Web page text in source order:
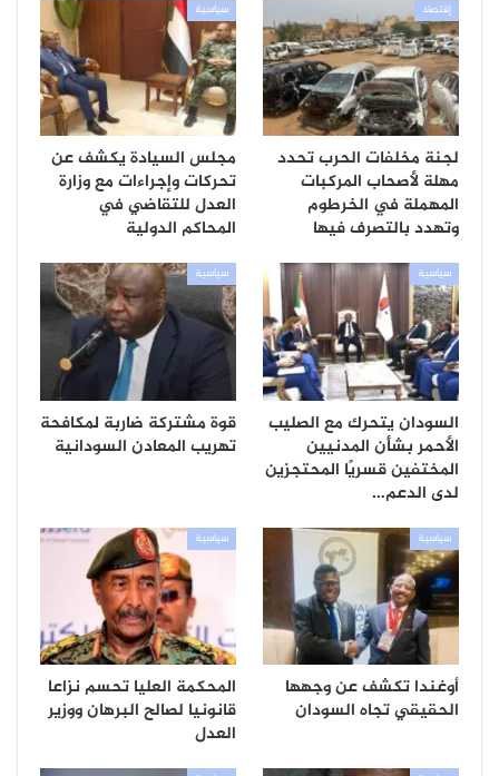
إقتصاد
لجنة مخلفات الحرب تحدد
مهلة لأصحاب المركبات
المهملة في الخرطوم
وتهدد بالتصرف فيها
سياسية
مجلس السيادة يكشف عن
تحركات وإجراءات مع وزارة
العدل للتقاضي في
المحاكم الدولية
سياسية
السودان يتحرك مع الصليب
الأحمر بشأن المدنيين
المختفين قسريًا المحتجزين
لدى الدعم…
سياسية
قوة مشتركة ضاربة لمكافحة
تهريب المعادن السودانية
سياسية
أوغندا تكشف عن وجهها
الحقيقي تجاه السودان
سياسية
المحكمة العليا تحسم نزاعا
قانونيا لصالح البرهان ووزير
العدل